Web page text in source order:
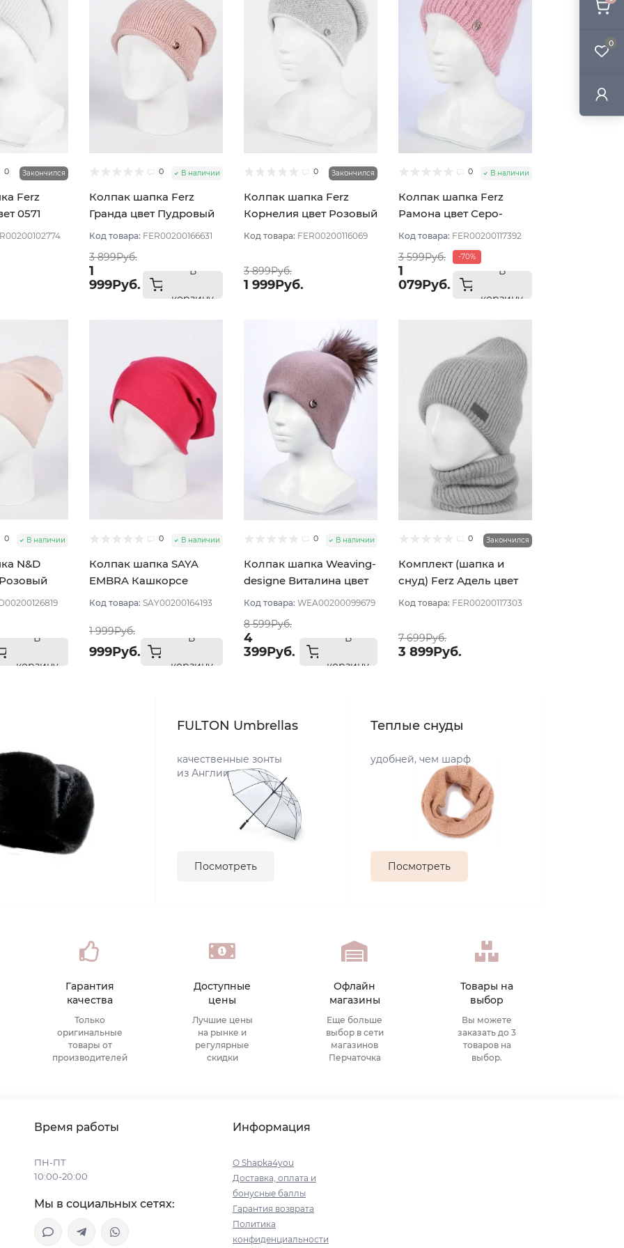
0
0 Закончился
Ferz
0571
0 В наличии
Колпак шапка Ferz
Гранда цвет Пудровый
Код товара: FER00200166631
3 899Руб.
1
999Руб.
В
корзину
0 Закончился
Колпак шапка Ferz
Корнелия цвет Розовый
светлый
Код товара: FER00200116069
3 899Руб.
1 999Руб.
0 В наличии
Колпак шапка Ferz
Рамона цвет Серо-
розовый
Код товара: FER00200117392
3 599Руб. -70%
1
079Руб.
В
корзину
0 В наличии
N&D
В
корзину
0 В наличии
Колпак шапка SAYA
EMBRA Кашкорсе
"шелк" цвет Фуксия
Код товара: SAY00200164193
1 999Руб.
999Руб.
В
корзину
0 В наличии
Колпак шапка Weaving-
designe Виталина цвет
Пудровый
Код товара: WEA00200099679
8 599Руб.
4
399Руб.
В
корзину
0 Закончился
Комплект (шапка и
снуд) Ferz Адель цвет
Пудровый
Код товара: FER00200117303
7 699Руб.
3 899Руб.
FULTON Umbrellas
качественные зонты
из Англии
Посмотреть
Теплые снуды
удобней, чем шарф
Посмотреть
Гарантия
качества
Только
оригинальные
товары от
производителей
Доступные
цены
Лучшие цены
на рынке и
регулярные
скидки
Офлайн
магазины
Еще больше
выбор в сети
магазинов
Перчаточка
Товары на
выбор
Вы можете
заказать до 3
товаров на
выбор.
Время работы
ПН-ПТ
10:00-20:00
Мы в социальных сетях:
Информация
О Shapka4you
Доставка, оплата и
бонусные баллы
Гарантия возврата
Политика
конфиденциальности